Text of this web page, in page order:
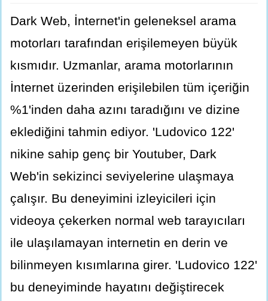
Dark Web, İnternet'in geleneksel arama
motorları tarafından erişilemeyen büyük
kısmıdır. Uzmanlar, arama motorlarının
İnternet üzerinden erişilebilen tüm içeriğin
%1'inden daha azını taradığını ve dizine
eklediğini tahmin ediyor. 'Ludovico 122'
nikine sahip genç bir Youtuber, Dark
Web'in sekizinci seviyelerine ulaşmaya
çalışır. Bu deneyimini izleyicileri için
videoya çekerken normal web tarayıcıları
ile ulaşılamayan internetin en derin ve
bilinmeyen kısımlarına girer. 'Ludovico 122'
bu deneyiminde hayatını değiştirecek